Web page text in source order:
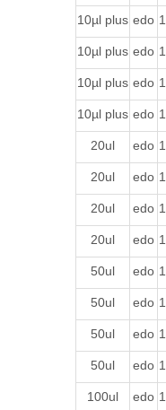
10µl plus edo
10µl plus edo
10µl plus edo
10µl plus edo
20ul edo
20ul edo
20ul edo
20ul edo
50ul edo
50ul edo
50ul edo
50ul edo
100ul edo